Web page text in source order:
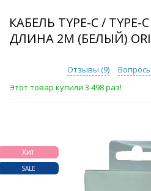
КАБЕЛЬ TYPE-C / TYPE-
ДЛИНА 2М (БЕЛЫЙ)
Отзывы (9)
Этот товар купили 3 498 раз!
Хит
SALE